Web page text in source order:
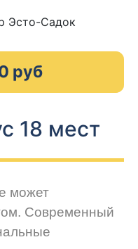
руб
18 мест
может
Современный